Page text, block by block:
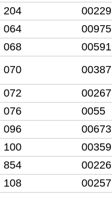
204 00229
064 00975
068 00591
070 00387
072 00267
076 0055
096 00673
100 00359
854 00226
108 00257